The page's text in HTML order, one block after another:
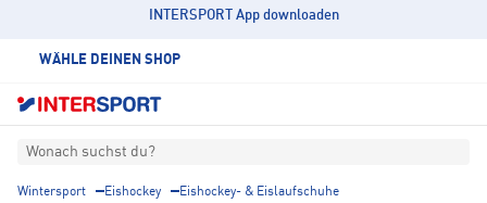
INTERSPORT App downloaden
WÄHLE DEINEN SHOP
Wonach suchst du?
Wintersport Eishockey
Eishockey- & Eislaufschuhe